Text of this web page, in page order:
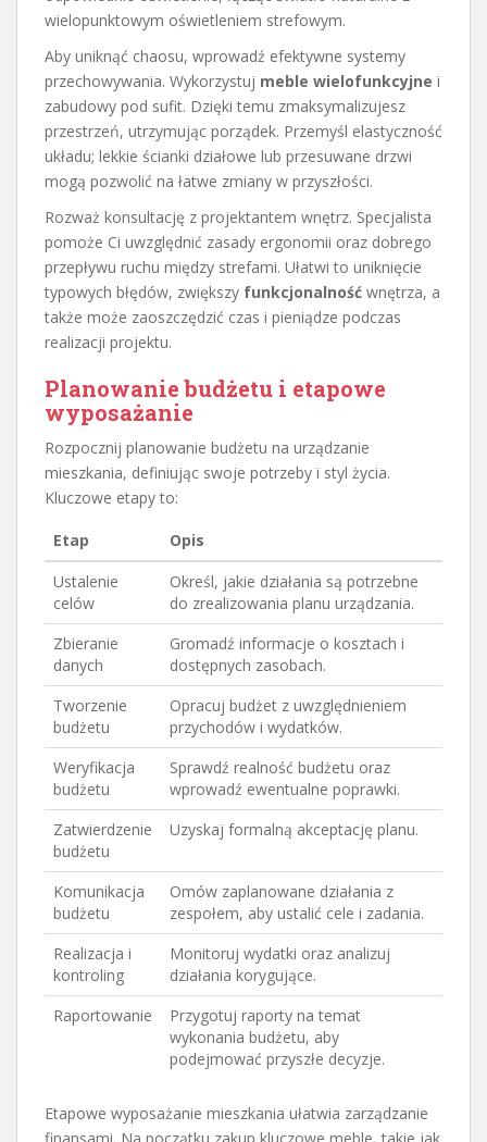
wielopunktowym oświetleniem strefowym.
Aby uniknąć chaosu, wprowadź efektywne systemy
przechowywania. Wykorzystuj meble wielofunkcyjne i
zabudowy pod sufit. Dzięki temu zmaksymalizujesz
przestrzeń, utrzymując porządek. Przemyśl elastyczność
układu; lekkie ścianki działowe lub przesuwane drzwi
mogą pozwolić na łatwe zmiany w przyszłości.
Rozważ konsultację z projektantem wnętrz. Specjalista
pomoże Ci uwzględnić zasady ergonomii oraz dobrego
przepływu ruchu między strefami. Ułatwi to uniknięcie
typowych błędów, zwiększy funkcjonalność wnętrza, a
także może zaoszczędzić czas i pieniądze podczas
realizacji projektu.
Planowanie budżetu i etapowe
wyposażanie
Rozpocznij planowanie budżetu na urządzanie
mieszkania, definiując swoje potrzeby i styl życia.
Kluczowe etapy to:
Etap
Opis
Ustalenie
celów
Określ, jakie działania są potrzebne
do zrealizowania planu urządzania.
Zbieranie
danych
Gromadź informacje o kosztach i
dostępnych zasobach.
Tworzenie
budżetu
Opracuj budżet z uwzględnieniem
przychodów i wydatków.
Weryfikacja
budżetu
Sprawdź realność budżetu oraz
wprowadź ewentualne poprawki.
Zatwierdzenie
budżetu
Uzyskaj formalną akceptację planu.
Komunikacja
budżetu
Omów zaplanowane działania z
zespołem, aby ustalić cele i zadania.
Realizacja i
kontroling
Monitoruj wydatki oraz analizuj
działania korygujące.
Raportowanie
Przygotuj raporty na temat
wykonania budżetu, aby
podejmować przyszłe decyzje.
Etapowe wyposażanie mieszkania ułatwia zarządzanie